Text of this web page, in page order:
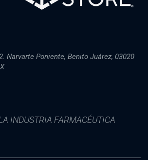
Narvarte Poniente, Benito Juárez, 03020
INDUSTRIA FARMACÉUTICA